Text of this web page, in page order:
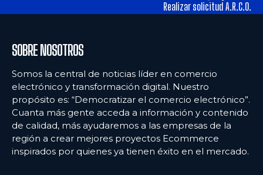
Ecommercenews
PERÚ
ARGENTINA
BOLIVIA
CHILE
Ecommercenews
PERÚ
ARGENTINA
BOLIVIA
CHILE
Realizar solicitud A.R.C.O.
SOBRE NOSOTROS
Somos la central de noticias líder en comercio
electrónico y transformación digital. Nuestro
propósito es: “Democratizar el comercio electrónico”.
Cuanta más gente acceda a información y contenido
de calidad, más ayudaremos a las empresas de la
región a crear mejores proyectos Ecommerce
inspirados por quienes ya tienen éxito en el mercado.